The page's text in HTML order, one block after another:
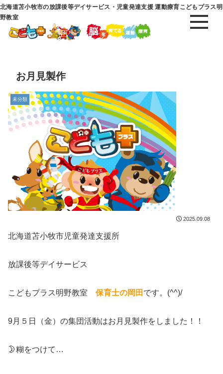
北海道苫小牧市の放課後等デイサービス・児童発達支援 運動療育こどもプラス明
野教室
お月見製作
未分類
2025.09.08
北海道苫小牧市児童発達支援所
放課後等デイサービス
こどもプラス明野教室 保育士の岡田 です。(^^)/
9月５日（金）の集団活動はお月見製作をしました！！
🌛糊をつけて…